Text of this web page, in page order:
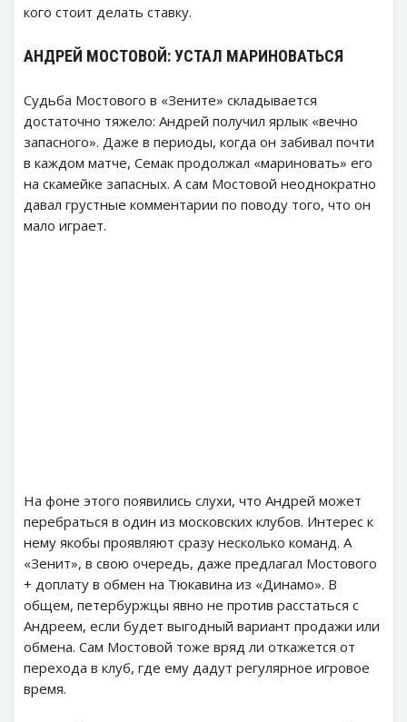
кого стоит делать ставку.
АНДРЕЙ МОСТОВОЙ: УСТАЛ МАРИНОВАТЬСЯ
Судьба Мостового в «Зените» складывается
достаточно тяжело: Андрей получил ярлык «вечно
запасного». Даже в периоды, когда он забивал почти
в каждом матче, Семак продолжал «мариновать» его
на скамейке запасных. А сам Мостовой неоднократно
давал грустные комментарии по поводу того, что он
мало играет.
На фоне этого появились слухи, что Андрей может
перебраться в один из московских клубов. Интерес к
нему якобы проявляют сразу несколько команд. А
«Зенит», в свою очередь, даже предлагал Мостового
+ доплату в обмен на Тюкавина из «Динамо». В
общем, петербуржцы явно не против расстаться с
Андреем, если будет выгодный вариант продажи или
обмена. Сам Мостовой тоже вряд ли откажется от
перехода в клуб, где ему дадут регулярное игровое
время.